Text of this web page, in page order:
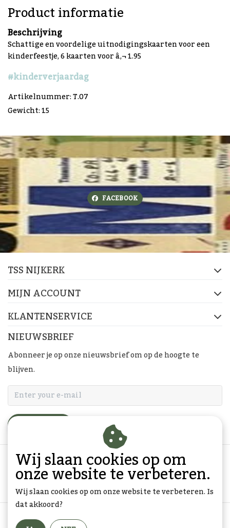
Product informatie
Beschrijving
Schattige en voordelige uitnodigingskaarten voor een
kinderfeestje, 6 kaarten voor â‚¬ 1.95
#kinderverjaardag
Artikelnummer: T.07
Gewicht: 15
FACEBOOK
TSS NIJKERK
MIJN ACCOUNT
KLANTENSERVICE
NIEUWSBRIEF
Abonneer je op onze nieuwsbrief om op de hoogte te
blijven.
Algemene voorwaarden
Wij slaan cookies op om
onze website te verbeteren.
Wij slaan cookies op om onze website te verbeteren. Is
dat akkoord?